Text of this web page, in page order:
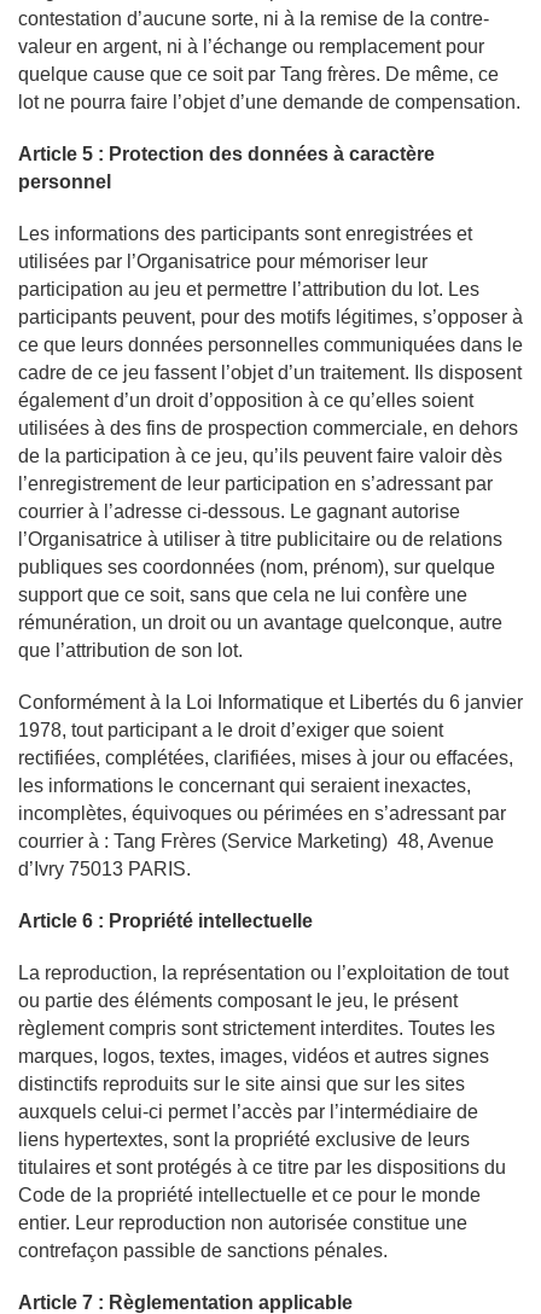
contestation d’aucune sorte, ni à la remise de la contre-
valeur en argent, ni à l’échange ou remplacement pour
quelque cause que ce soit par Tang frères. De même, ce
lot ne pourra faire l’objet d’une demande de compensation.
Article 5 : Protection des données à caractère
personnel
Les informations des participants sont enregistrées et
utilisées par l’Organisatrice pour mémoriser leur
participation au jeu et permettre l’attribution du lot. Les
participants peuvent, pour des motifs légitimes, s’opposer à
ce que leurs données personnelles communiquées dans le
cadre de ce jeu fassent l’objet d’un traitement. Ils disposent
également d’un droit d’opposition à ce qu’elles soient
utilisées à des fins de prospection commerciale, en dehors
de la participation à ce jeu, qu’ils peuvent faire valoir dès
l’enregistrement de leur participation en s’adressant par
courrier à l’adresse ci-dessous. Le gagnant autorise
l’Organisatrice à utiliser à titre publicitaire ou de relations
publiques ses coordonnées (nom, prénom), sur quelque
support que ce soit, sans que cela ne lui confère une
rémunération, un droit ou un avantage quelconque, autre
que l’attribution de son lot.
Conformément à la Loi Informatique et Libertés du 6 janvier
1978, tout participant a le droit d’exiger que soient
rectifiées, complétées, clarifiées, mises à jour ou effacées,
les informations le concernant qui seraient inexactes,
incomplètes, équivoques ou périmées en s’adressant par
courrier à : Tang Frères (Service Marketing) 48, Avenue
d’Ivry 75013 PARIS.
Article 6 : Propriété intellectuelle
La reproduction, la représentation ou l’exploitation de tout
ou partie des éléments composant le jeu, le présent
règlement compris sont strictement interdites. Toutes les
marques, logos, textes, images, vidéos et autres signes
distinctifs reproduits sur le site ainsi que sur les sites
auxquels celui-ci permet l’accès par l’intermédiaire de
liens hypertextes, sont la propriété exclusive de leurs
titulaires et sont protégés à ce titre par les dispositions du
Code de la propriété intellectuelle et ce pour le monde
entier. Leur reproduction non autorisée constitue une
contrefaçon passible de sanctions pénales.
Article 7 : Règlementation applicable